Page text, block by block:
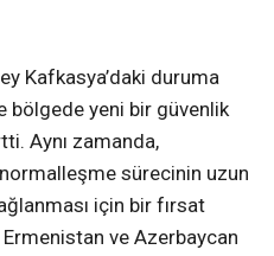
Kafkasya’daki duruma
bölgede yeni bir güvenlik
Aynı zamanda,
sürecinin uzun
için bir fırsat
ve Azerbaycan